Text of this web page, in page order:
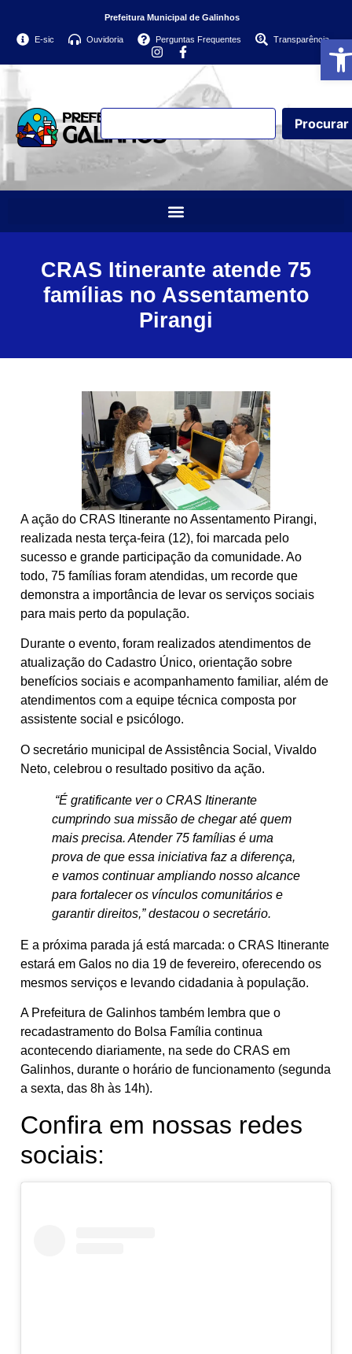
Prefeitura Municipal de Galinhos
E-sic Ouvidoria Perguntas Frequentes Transparência
Procurar
CRAS Itinerante atende 75
famílias no Assentamento
Pirangi
A ação do CRAS Itinerante no Assentamento Pirangi,
realizada nesta terça-feira (12), foi marcada pelo
sucesso e grande participação da comunidade. Ao
todo, 75 famílias foram atendidas, um recorde que
demonstra a importância de levar os serviços sociais
para mais perto da população.
Durante o evento, foram realizados atendimentos de
atualização do Cadastro Único, orientação sobre
benefícios sociais e acompanhamento familiar, além de
atendimentos com a equipe técnica composta por
assistente social e psicólogo.
O secretário municipal de Assistência Social, Vivaldo
Neto, celebrou o resultado positivo da ação.
“É gratificante ver o CRAS Itinerante
cumprindo sua missão de chegar até quem
mais precisa. Atender 75 famílias é uma
prova de que essa iniciativa faz a diferença,
e vamos continuar ampliando nosso alcance
para fortalecer os vínculos comunitários e
garantir direitos,” destacou o secretário.
E a próxima parada já está marcada: o CRAS Itinerante
estará em Galos no dia 19 de fevereiro, oferecendo os
mesmos serviços e levando cidadania à população.
A Prefeitura de Galinhos também lembra que o
recadastramento do Bolsa Família continua
acontecendo diariamente, na sede do CRAS em
Galinhos, durante o horário de funcionamento (segunda
a sexta, das 8h às 14h).
Confira em nossas redes
sociais: